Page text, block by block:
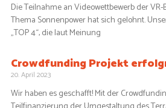
Die Teilnahme an Videowettbewerb der
Thema Sonnenpower hat sich gelohnt.
„TOP 4“, die laut Meinung
Crowdfunding Projekt
20. April 2023
Wir haben es geschafft! Mit der